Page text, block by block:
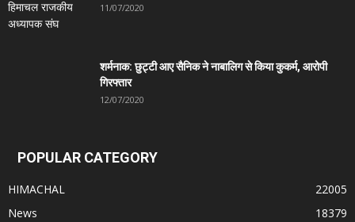
11/07/2020
शर्मनाक: छुट्टी आए सैनिक ने नाबालिग से किया कुकर्म, आरोपी
गिरफ्तार
12/07/2020
POPULAR CATEGORY
HIMACHAL
22005
News
18379